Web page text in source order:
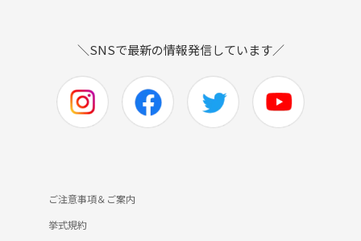
＼SNSで最新の情報発信しています／
ご注意事項＆ご案内
挙式規約